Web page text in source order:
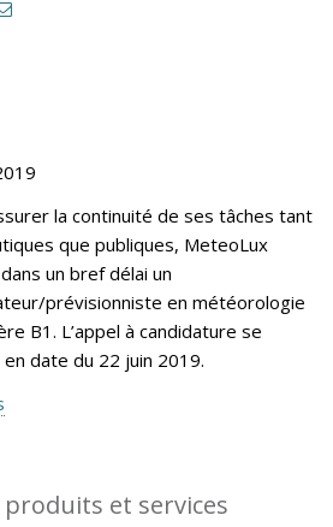
la continuité de ses tâches tant
que publiques, MeteoLux
un bref délai un
prévisionniste en météorologie
B1. L’appel à candidature se
date du 22 juin 2019.
et services